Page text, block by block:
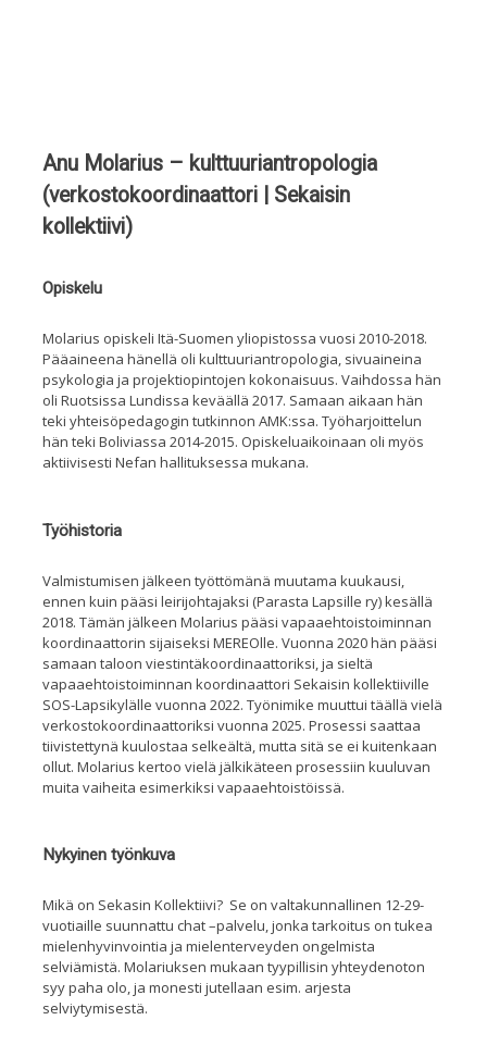
Anu Molarius – kulttuuriantropologia
(verkostokoordinaattori | Sekaisin
kollektiivi)
Opiskelu
Molarius opiskeli Itä-Suomen yliopistossa vuosi 2010-2018.
Pääaineena hänellä oli kulttuuriantropologia, sivuaineina
psykologia ja projektiopintojen kokonaisuus. Vaihdossa hän
oli Ruotsissa Lundissa keväällä 2017. Samaan aikaan hän
teki yhteisöpedagogin tutkinnon AMK:ssa. Työharjoittelun
hän teki Boliviassa 2014-2015. Opiskeluaikoinaan oli myös
aktiivisesti Nefan hallituksessa mukana.
Työhistoria
Valmistumisen jälkeen työttömänä muutama kuukausi,
ennen kuin pääsi leirijohtajaksi (Parasta Lapsille ry) kesällä
2018. Tämän jälkeen Molarius pääsi vapaaehtoistoiminnan
koordinaattorin sijaiseksi MEREOlle. Vuonna 2020 hän pääsi
samaan taloon viestintäkoordinaattoriksi, ja sieltä
vapaaehtoistoiminnan koordinaattori Sekaisin kollektiiville
SOS-Lapsikylälle vuonna 2022. Työnimike muuttui täällä vielä
verkostokoordinaattoriksi vuonna 2025. Prosessi saattaa
tiivistettynä kuulostaa selkeältä, mutta sitä se ei kuitenkaan
ollut. Molarius kertoo vielä jälkikäteen prosessiin kuuluvan
muita vaiheita esimerkiksi vapaaehtoistöissä.
Nykyinen työnkuva
Mikä on Sekasin Kollektiivi? Se on valtakunnallinen 12-29-
vuotiaille suunnattu chat –palvelu, jonka tarkoitus on tukea
mielenhyvinvointia ja mielenterveyden ongelmista
selviämistä. Molariuksen mukaan tyypillisin yhteydenoton
syy paha olo, ja monesti jutellaan esim. arjesta
selviytymisestä.